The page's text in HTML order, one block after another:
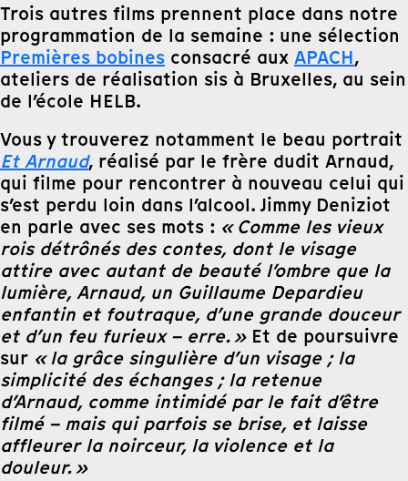
Trois autres films prennent place dans notre
programmation de la semaine : une sélection
Premières bobines consacré aux APACH,
ateliers de réalisation sis à Bruxelles, au sein
de l’école HELB.
Vous y trouverez notamment le beau portrait
Et Arnaud, réalisé par le frère dudit Arnaud,
qui filme pour rencontrer à nouveau celui qui
s’est perdu loin dans l’alcool. Jimmy Deniziot
en parle avec ses mots : « Comme les vieux
rois détrônés des contes, dont le visage
attire avec autant de beauté l’ombre que la
lumière, Arnaud, un Guillaume Depardieu
enfantin et foutraque, d’une grande douceur
et d’un feu furieux – erre. »Et de poursuivre
sur « la grâce singulière d’un visage ; la
simplicité des échanges ; la retenue
d’Arnaud, comme intimidé par le fait d’être
filmé – mais qui parfois se brise, et laisse
affleurer la noirceur, la violence et la
douleur. »